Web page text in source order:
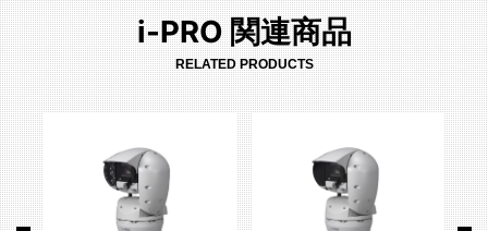
i-PRO 関連商品
RELATED PRODUCTS